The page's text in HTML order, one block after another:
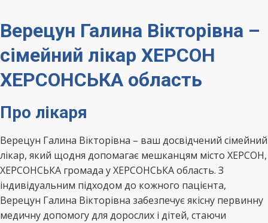
Верецун Галина Вікторівна –
сімейний лікар ХЕРСОН
ХЕРСОНСЬКА область
Про лікаря
Верецун Галина Вікторівна – ваш досвідчений сімейний
лікар, який щодня допомагає мешканцям місто ХЕРСОН,
ХЕРСОНСЬКА громада у ХЕРСОНСЬКА область. З
індивідуальним підходом до кожного пацієнта,
Верецун Галина Вікторівна забезпечує якісну первинну
медичну допомогу для дорослих і дітей, стаючи